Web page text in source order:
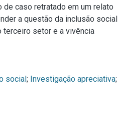
caso retratado em um relato
a questão da inclusão social
terceiro setor e a vivência
social; Investigação apreciativa;